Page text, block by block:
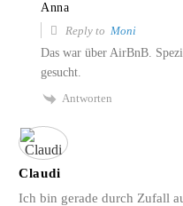
Anna
Reply to Moni
Das war über AirBnB.
gesucht.
Antworten
Claudi
Ich bin gerade durch Zufall